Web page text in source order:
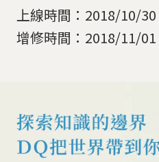
上線時間：2018/10/30
增修時間：2018/11/